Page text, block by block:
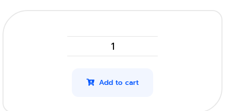
Panasonic
MB2000
Add to cart